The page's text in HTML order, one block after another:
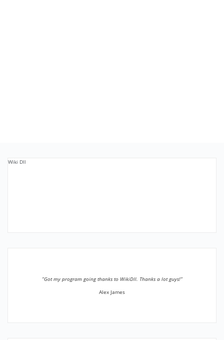
Wiki Dll
”Got my program going thanks to WikiDll. Thanks a lot guys!”
Alex James